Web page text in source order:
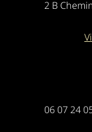
2 B
06 07 24